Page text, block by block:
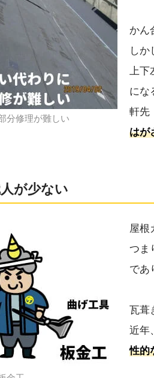
分修理が難しい
かん
しか
上下
にな
軒先
はが
が少ない
屋根
つま
であ
瓦葺
近年
性的